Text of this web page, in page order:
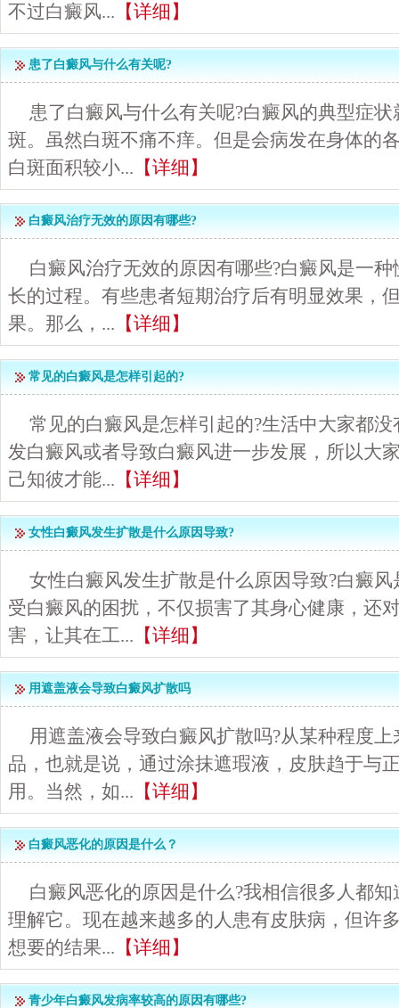
不过白癜风... 【详细】
患了白癜风与什么有关呢?
患了白癜风与什么有关呢?白癜风的典型症
斑。虽然白斑不痛不痒。但是会病发在身体的
白斑面积较小... 【详细】
白癜风治疗无效的原因有哪些?
白癜风治疗无效的原因有哪些?白癜风是一
长的过程。有些患者短期治疗后有明显效果，
果。那么，... 【详细】
常见的白癜风是怎样引起的?
常见的白癜风是怎样引起的?生活中大家都
发白癜风或者导致白癜风进一步发展，所以大
己知彼才能... 【详细】
女性白癜风发生扩散是什么原因导致?
女性白癜风发生扩散是什么原因导致?白癜
受白癜风的困扰，不仅损害了其身心健康，还
害，让其在工... 【详细】
用遮盖液会导致白癜风扩散吗
用遮盖液会导致白癜风扩散吗?从某种程度
品，也就是说，通过涂抹遮瑕液，皮肤趋于与
用。当然，如... 【详细】
白癜风恶化的原因是什么？
白癜风恶化的原因是什么?我相信很多人都
理解它。现在越来越多的人患有皮肤病，但许
想要的结果... 【详细】
青少年白癜风发病率较高的原因有哪些?